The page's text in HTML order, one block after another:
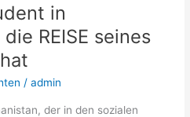
in
REISE seines
/admin
der in den sozialen